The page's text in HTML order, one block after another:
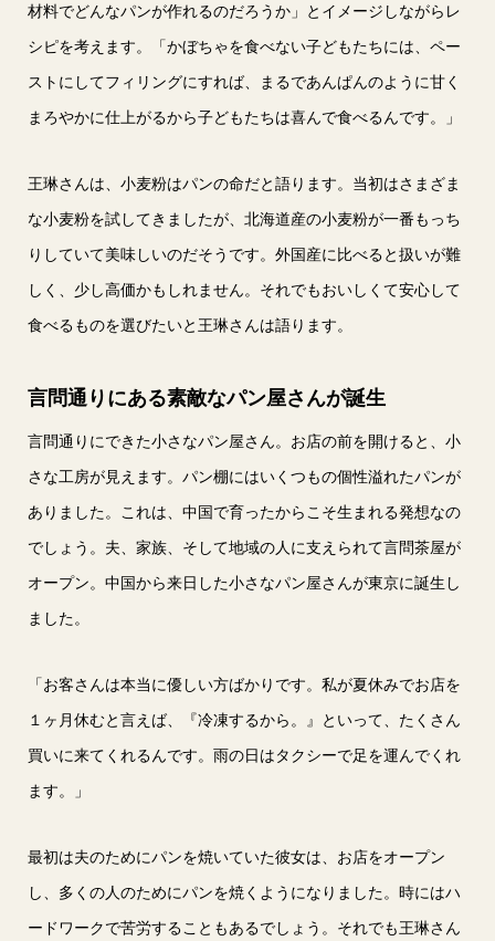
材料でどんなパンが作れるのだろうか」とイメージしながらレ
シピを考えます。「かぼちゃを食べない子どもたちには、ペー
ストにしてフィリングにすれば、まるであんぱんのように甘く
まろやかに仕上がるから子どもたちは喜んで食べるんです。」
王琳さんは、小麦粉はパンの命だと語ります。当初はさまざま
な小麦粉を試してきましたが、北海道産の小麦粉が一番もっち
りしていて美味しいのだそうです。外国産に比べると扱いが難
しく、少し高価かもしれません。それでもおいしくて安心して
食べるものを選びたいと王琳さんは語ります。
言問通りにある素敵なパン屋さんが誕生
言問通りにできた小さなパン屋さん。お店の前を開けると、小
さな工房が見えます。パン棚にはいくつもの個性溢れたパンが
ありました。これは、中国で育ったからこそ生まれる発想なの
でしょう。夫、家族、そして地域の人に支えられて言問茶屋が
オープン。中国から来日した小さなパン屋さんが東京に誕生し
ました。
「お客さんは本当に優しい方ばかりです。私が夏休みでお店を
１ヶ月休むと言えば、『冷凍するから。』といって、たくさん
買いに来てくれるんです。雨の日はタクシーで足を運んでくれ
ます。」
最初は夫のためにパンを焼いていた彼女は、お店をオープン
し、多くの人のためにパンを焼くようになりました。時にはハ
ードワークで苦労することもあるでしょう。それでも王琳さん